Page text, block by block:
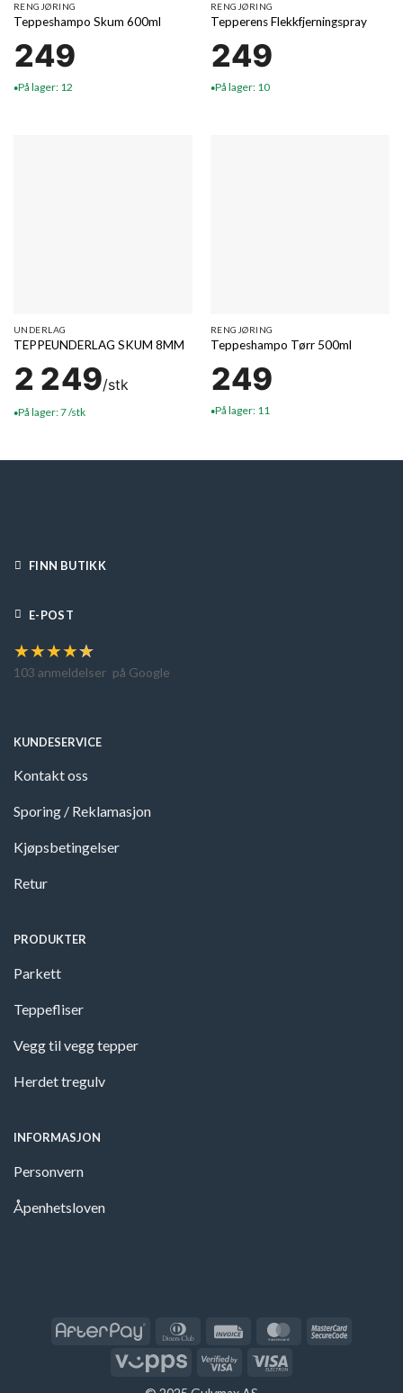
RENGJØRING
Teppeshampo Skum 600ml
249
●På lager: 12
RENGJØRING
Tepperens Flekkfjerningspray
249
●På lager: 10
UNDERLAG
TEPPEUNDERLAG SKUM 8MM
2 249/stk
●På lager: 7 /stk
RENGJØRING
Teppeshampo Tørr 500ml
249
●På lager: 11
FINN BUTIKK
E-POST
★★★★★
103 anmeldelser på Google
KUNDESERVICE
Kontakt oss
Sporing / Reklamasjon
Kjøpsbetingelser
Retur
PRODUKTER
Parkett
Teppefliser
Vegg til vegg tepper
Herdet tregulv
INFORMASJON
Personvern
Åpenhetsloven
AfterPay
Dinners
Invoice MasterCard
Vipps
Visa
Visa